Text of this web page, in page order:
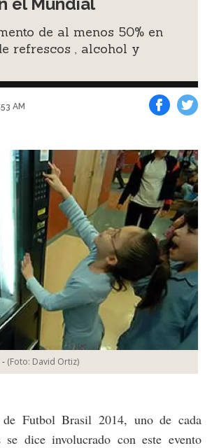
de al menos 50% en
refrescos , alcohol y
AM
- (Foto: David Ortiz)
Futbol Brasil 2014, uno de cada
se dice involucrado con este evento